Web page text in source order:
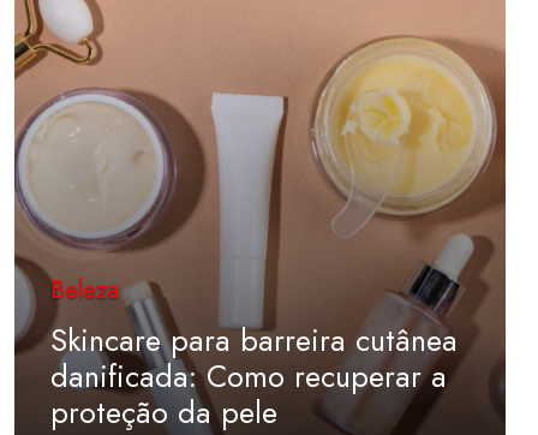
Beleza
Skincare para barreira cutânea
danificada: Como recuperar a
proteção da pele